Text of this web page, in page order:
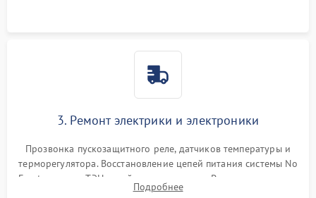
3. Ремонт электрики и электроники
Прозвонка пускозащитного реле, датчиков температуры и
терморегулятора. Восстановление цепей питания системы No
Frost, включая ТЭН оттайки и вентилятор. Ремонт или замена
платы управления при сбоях алгоритмов.
Подробнее